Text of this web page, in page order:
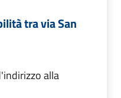
tra via San
alla